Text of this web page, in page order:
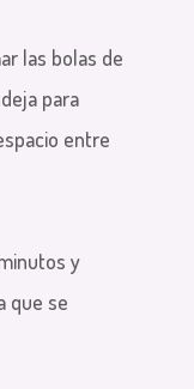
las bolas de
para
entre
y
que se